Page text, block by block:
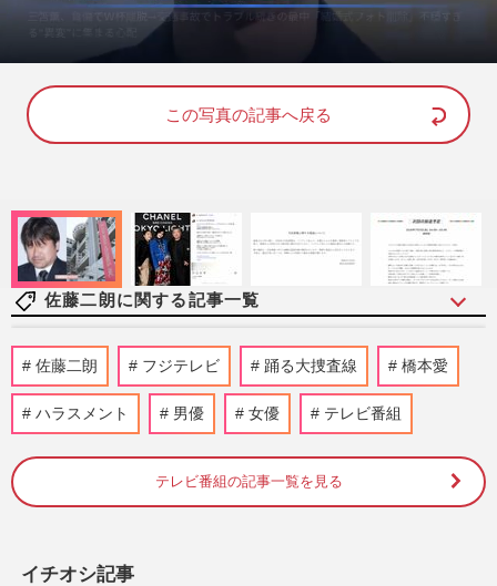
n
u
o
d
d
:
8
この写真の記事へ戻る
佐藤二朗に関する記事一覧
NHK『歴史探偵』などハラスメント騒動
の佐藤二朗起用に「現時点で出演継続」
で“国民”から支持、明暗分け…
週刊女性PRIME
佐藤二朗、騒動の沈黙破り『名無し』『爆
弾』の“国際映画祭”選出に感謝「日本を飛
佐藤二朗 フジテレビ 踊る大捜査線 橋本愛
ハラスメント 男優 女優 テレビ番組
テレビ番組の記事一覧を見る
イチオシ記事